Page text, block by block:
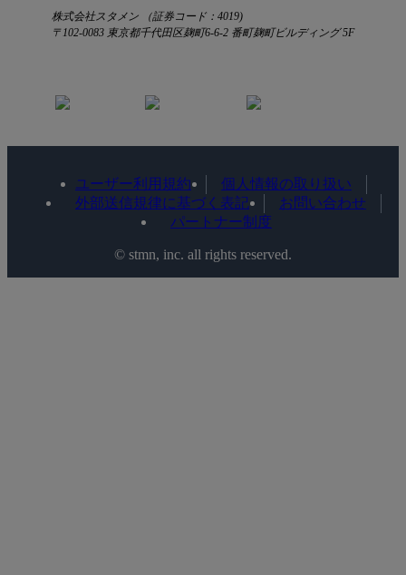
株式会社スタメン （証券コード：4019)
〒102-0083 東京都千代田区麹町6-6-2 番町麹町ビルディング 5F
ユーザー利用規約
個人情報の取り扱い
外部送信規律に基づく表記
お問い合わせ
パートナー制度
©️ stmn, inc. all rights reserved.